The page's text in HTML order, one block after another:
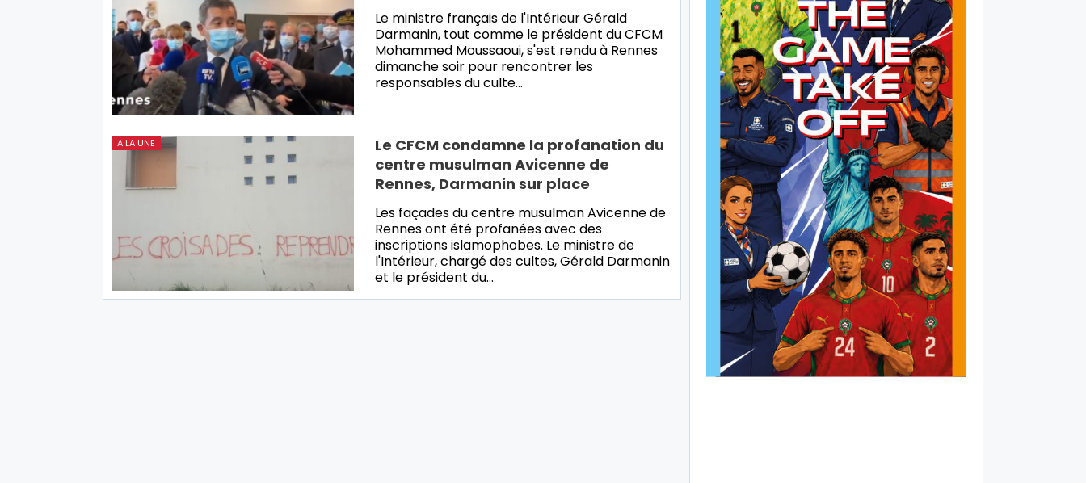
Le ministre français de l'Intérieur Gérald
Darmanin, tout comme le président du CFCM
Mohammed Moussaoui, s'est rendu à Rennes
dimanche soir pour rencontrer les
responsables du culte…
A LA UNE
Le CFCM condamne la profanation du
centre musulman Avicenne de
Rennes, Darmanin sur place
Les façades du centre musulman Avicenne de
Rennes ont été profanées avec des
inscriptions islamophobes. Le ministre de
l'Intérieur, chargé des cultes, Gérald Darmanin
et le président du…